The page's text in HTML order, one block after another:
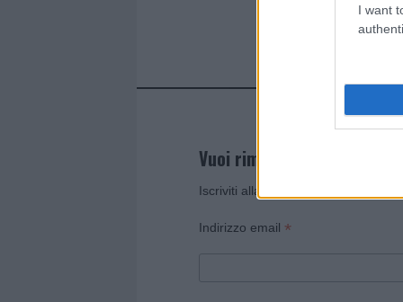
I want
Vuoi rimanere sempre
Iscriviti alla newsletter di Gallura
Indirizzo email *